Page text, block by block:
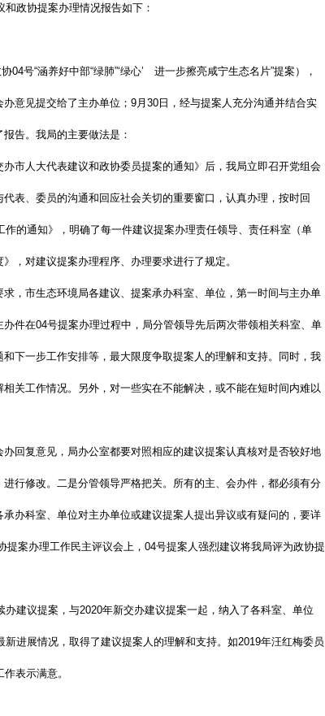
和政协提案办理情况报告如下：
号“涵养好中部“绿肺”‘绿心’ 进一步擦亮咸宁生态名片”提案），
意见提交给了主办单位；9月30日，经与提案人充分沟通并结合实
告。我局的主要做法是：
市人大代表建议和政协委员提案的通知》后，我局立即召开党组会
表、委员的沟通和回应社会关切的重要窗口，认真办理，按时回
作的通知》，明确了每一件建议提案办理责任领导、责任科室（单
，对建议提案办理程序、办理要求进行了规定。
，市生态环境局各建议、提案承办科室、单位，第一时间与主办单
办件在04号提案办理过程中，局分管领导先后两次带领相关科室、单
下一步工作安排等，最大限度争取提案人的理解和支持。同时，我
关工作情况。另外，对一些实在不能解决，或不能在短时间内难以
回复意见，局办公室都要对照相应的建议提案认真核对是否较好地
行修改。 二是分管领导严格把关。所有的主、会办件，都必须有分
办科室、单位对主办单位或建议提案人提出异议或有疑问的，要详
提案办理工作民主评议会上，04号提案人强烈建议将我局评为政协提
建议提案，与2020年新交办建议提案一起，纳入了各科室、单位
进展情况，取得了建议提案人的理解和支持。如2019年汪红梅委员
表示满意。